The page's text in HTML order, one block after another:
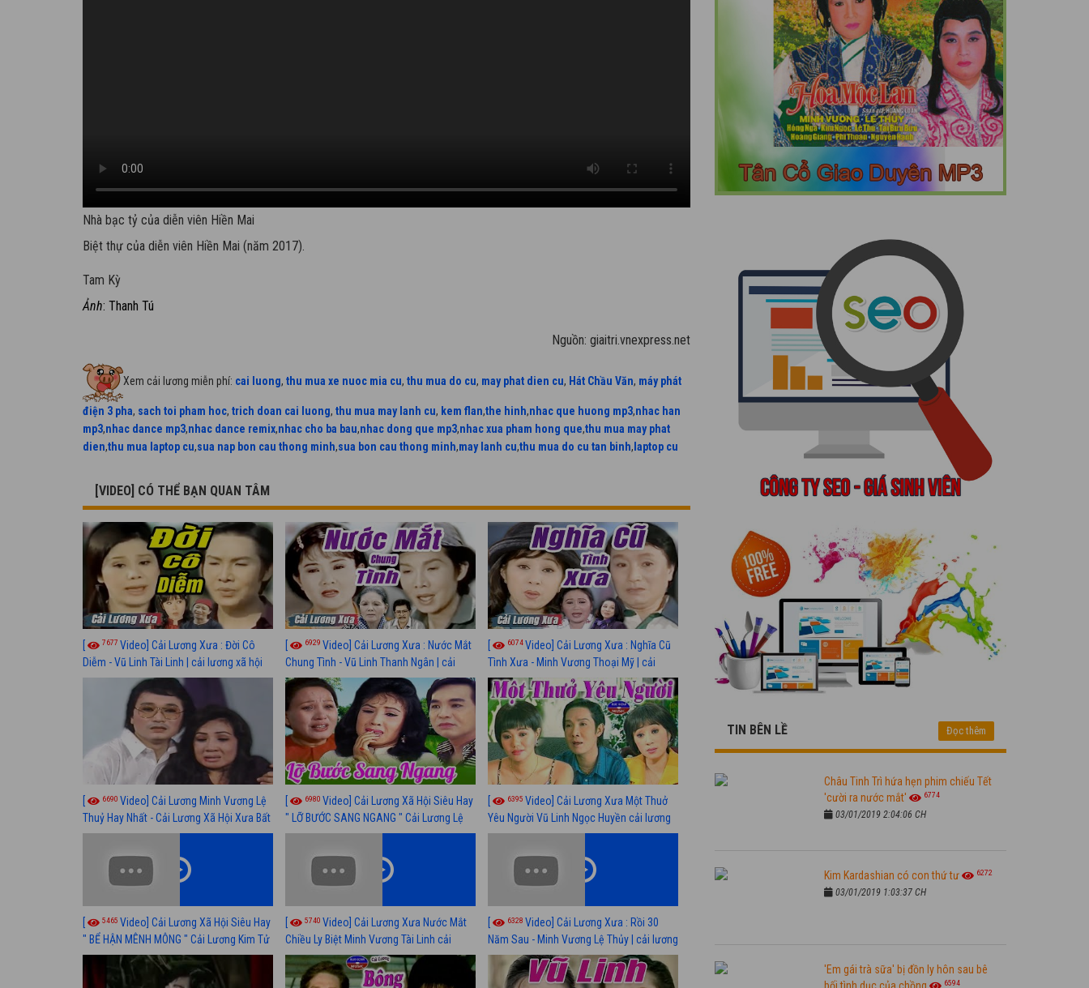
Nhà bạc tỷ của diễn viên Hiền Mai
Biệt thự của diễn viên Hiền Mai (năm 2017).
Tam Kỳ
Ảnh: Thanh Tú
Nguồn: giaitri.vnexpress.net
Xem cải lương miễn phí: cai luong, thu mua xe nuoc mia cu, thu mua do cu, may phat dien cu, Hát Chầu Văn, máy phát
điện 3 pha, sach toi pham hoc, trich doan cai luong, thu mua may lanh cu, kem flan,the hinh,nhac que huong mp3,nhac han
mp3,nhac dance mp3,nhac dance remix,nhac cho ba bau,nhac dong que mp3,nhac xua pham hong que,thu mua may phat
dien,thu mua laptop cu,sua nap bon cau thong minh,sua bon cau thong minh,may lanh cu,thu mua do cu tan binh, laptop cu
[VIDEO] CÓ THỂ BẠN QUAN TÂM
7677 Video] Cải Lương Xưa : Đời Cô
Diễm - Vũ Linh Tài Linh | cải lương xã hội
hay nhất
6929 Video] Cải Lương Xưa : Nước Mắt
Chung Tình - Vũ Linh Thanh Ngân | cải
lương xã hội hay nhất
6074Video] Cải Lương Xưa : Nghĩa Cũ
Tình Xưa - Minh Vương Thoại Mỹ | cải
lương xã hội hay nhất
6690 Video] Cải Lương Minh Vương Lệ
Thuỷ Hay Nhất - Cải Lương Xã Hội Xưa Bất
Hủ
6980 Video] Cải Lương Xã Hội Siêu Hay
" LỠ BƯỚC SANG NGANG " Cải Lương Lệ
Thuỷ, Thanh Tuấn, Hồng Nga
6395 Video] Cải Lương Xưa Một Thuở
Yêu Người Vũ Linh Ngọc Huyền cải lương
xã hội hay nhất
5465 Video] Cải Lương Xã Hội Siêu Hay
" BỂ HẬN MÊNH MÔNG " Cải Lương Kim Tử
Long, Thanh Ngân Hay Nhất
5740 Video] Cải Lương Xưa Nước Mắt
Chiều Ly Biệt Minh Vương Tài Linh cải
lương xã hội hay nhất
6328 Video] Cải Lương Xưa : Rồi 30
Năm Sau - Minh Vương Lệ Thủy | cải lương
xã hội hay nhất
TIN BÊN LỀ Đọc thêm
Châu Tinh Trì hứa hẹn phim chiếu Tết
'cười ra nước mắt'
6774
03/01/2019 2:04:06 CH
Kim Kardashian có con thứ tư 6272
03/01/2019 1:03:37 CH
'Em gái trà sữa' bị đồn ly hôn sau bê
6594